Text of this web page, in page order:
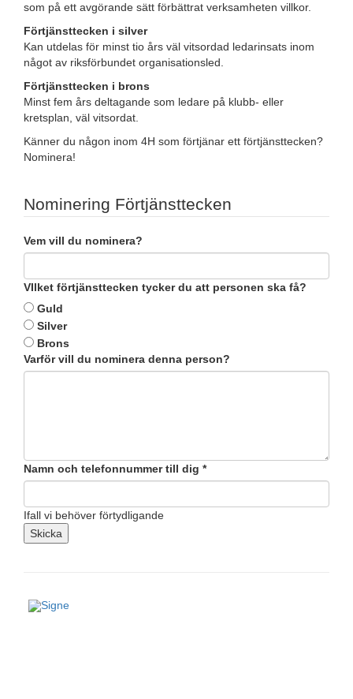
som på ett avgörande sätt förbättrat verksamheten villkor.
Förtjänsttecken i silver
Kan utdelas för minst tio års väl vitsordad ledarinsats inom
något av riksförbundet organisationsled.
Förtjänsttecken i brons
Minst fem års deltagande som ledare på klubb- eller
kretsplan, väl vitsordat.
Känner du någon inom 4H som förtjänar ett förtjänsttecken?
Nominera!
Nominering Förtjänsttecken
Vem vill du nominera?
VIlket förtjänsttecken tycker du att personen ska få?
Guld
Silver
Brons
Varför vill du nominera denna person?
Namn och telefonnummer till dig *
Ifall vi behöver förtydligande
Skicka